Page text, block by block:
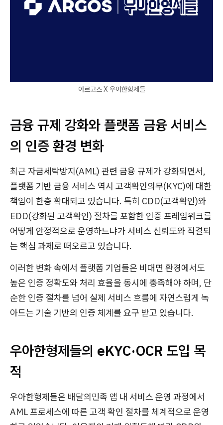
아르고스 X 우아한형제들
금융 규제 강화와 플랫폼 금융 서비스
의 인증 환경 변화
최근 자금세탁방지(AML) 관련 금융 규제가 강화되면서,
플랫폼 기반 금융 서비스 역시 고객확인의무(KYC)에 대한
책임이 한층 확대되고 있습니다. 특히 CDD(고객확인)와
EDD(강화된 고객확인) 절차를 포함한 인증 프레임워크를
어떻게 안정적으로 운영하느냐가 서비스 신뢰도와 직결되
는 핵심 과제로 떠오르고 있습니다.
이러한 변화 속에서 플랫폼 기업들은 비대면 환경에서도
높은 인증 정확도와 처리 효율을 동시에 충족해야 하며, 단
순한 인증 절차를 넘어 실제 서비스 흐름에 자연스럽게 녹
아드는 기술 기반의 인증 체계를 요구 받고 있습니다.
우아한형제들의 eKYC·OCR 도입 목
적
우아한형제들은 배달의민족 앱 내 서비스 운영 과정에서
AML 프로세스에 따른 고객 확인 절차를 체계적으로 운영